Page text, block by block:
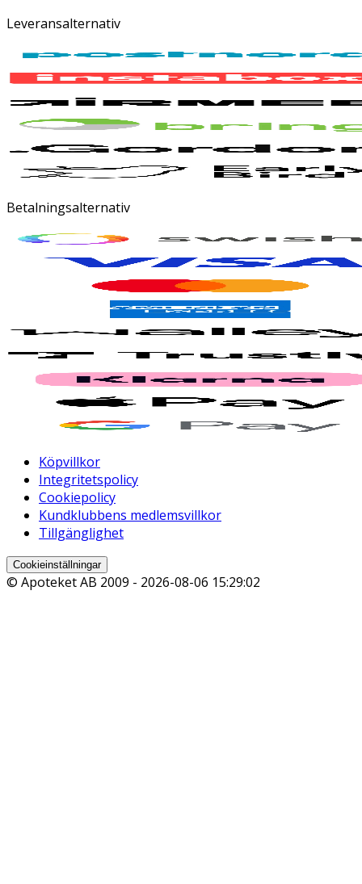
Leveransalternativ
Betalningsalternativ
Köpvillkor
Integritetspolicy
Cookiepolicy
Kundklubbens medlemsvillkor
Tillgänglighet
Cookieinställningar
© Apoteket AB 2009 - 2026-08-06 15:29:02